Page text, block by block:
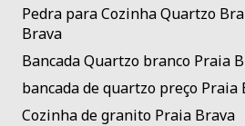
Pedra para Cozinha Quartzo
Brava
Bancada Quartzo branco Praia
bancada de quartzo preço Praia
Cozinha de granito Praia Brava